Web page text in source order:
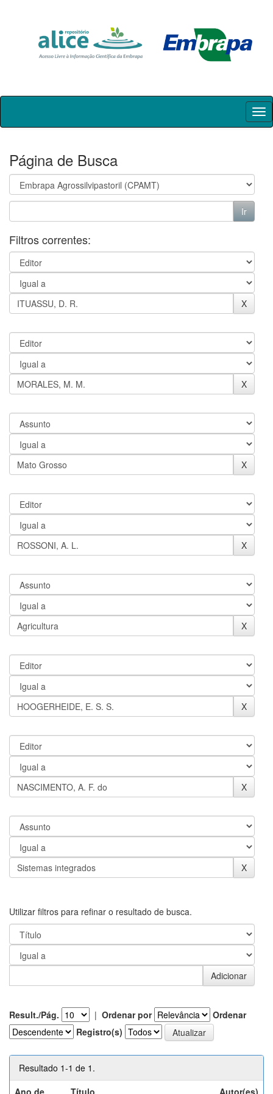
Skip
Página de Busca
Filtros correntes:
Utilizar filtros para refinar o resultado de busca.
Result./Pág. | Ordenar por
Ordenar
Registro(s)
Resultado 1-1 de 1.
Ano de
Título Autor(es)